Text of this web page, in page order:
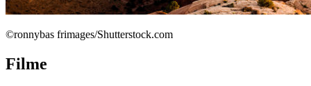
©ronnybas frimages/Shutterstock.com
Filme